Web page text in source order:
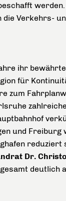
Verkehrs-
ihr
für
zum
und
Dr.
deutlich